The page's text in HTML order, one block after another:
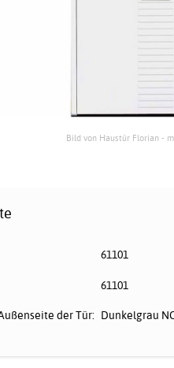
Bild von Haustür Florian -
61101
61101
der Tür: Dunkelgrau